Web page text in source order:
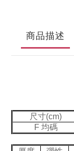
商品描述
尺寸(cm)
F 均碼